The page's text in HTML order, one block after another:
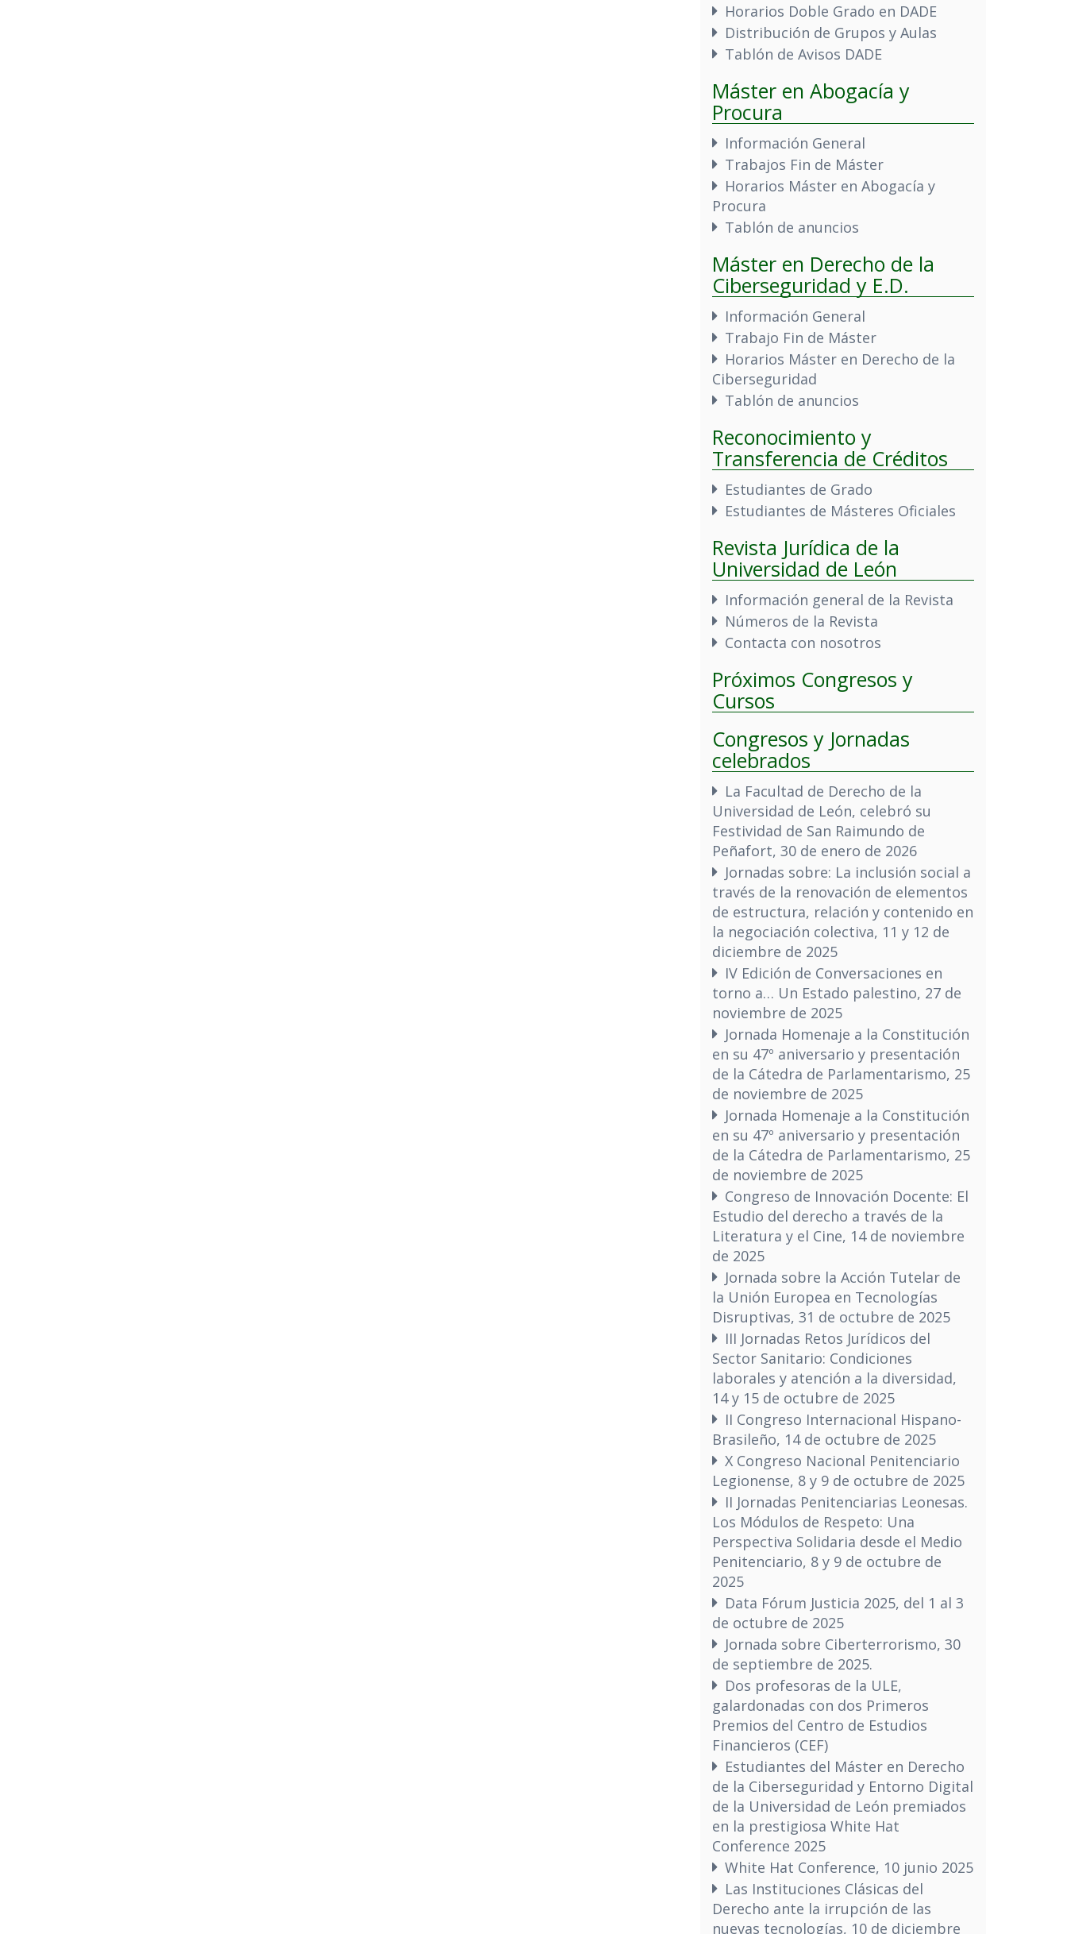
Horarios Doble Grado en DADE
Distribución de Grupos y Aulas
Tablón de Avisos DADE
Máster en Abogacía y
Procura
Información General
Trabajos Fin de Máster
Horarios Máster en Abogacía y
Procura
Tablón de anuncios
Máster en Derecho de la
Ciberseguridad y E.D.
Información General
Trabajo Fin de Máster
Horarios Máster en Derecho de la
Ciberseguridad
Tablón de anuncios
Reconocimiento y
Transferencia de Créditos
Estudiantes de Grado
Estudiantes de Másteres Oficiales
Revista Jurídica de la
Universidad de León
Información general de la Revista
Números de la Revista
Contacta con nosotros
Próximos Congresos y
Cursos
Congresos y Jornadas
celebrados
La Facultad de Derecho de la
Universidad de León, celebró su
Festividad de San Raimundo de
Peñafort, 30 de enero de 2026
Jornadas sobre: La inclusión social a
través de la renovación de elementos
de estructura, relación y contenido en
la negociación colectiva, 11 y 12 de
diciembre de 2025
IV Edición de Conversaciones en
torno a… Un Estado palestino, 27 de
noviembre de 2025
Jornada Homenaje a la Constitución
en su 47º aniversario y presentación
de la Cátedra de Parlamentarismo, 25
de noviembre de 2025
Jornada Homenaje a la Constitución
en su 47º aniversario y presentación
de la Cátedra de Parlamentarismo, 25
de noviembre de 2025
Congreso de Innovación Docente: El
Estudio del derecho a través de la
Literatura y el Cine, 14 de noviembre
de 2025
Jornada sobre la Acción Tutelar de
la Unión Europea en Tecnologías
Disruptivas, 31 de octubre de 2025
III Jornadas Retos Jurídicos del
Sector Sanitario: Condiciones
laborales y atención a la diversidad,
14 y 15 de octubre de 2025
II Congreso Internacional Hispano-
Brasileño, 14 de octubre de 2025
X Congreso Nacional Penitenciario
Legionense, 8 y 9 de octubre de 2025
II Jornadas Penitenciarias Leonesas.
Los Módulos de Respeto: Una
Perspectiva Solidaria desde el Medio
Penitenciario, 8 y 9 de octubre de
2025
Data Fórum Justicia 2025, del 1 al 3
de octubre de 2025
Jornada sobre Ciberterrorismo, 30
de septiembre de 2025.
Dos profesoras de la ULE,
galardonadas con dos Primeros
Premios del Centro de Estudios
Financieros (CEF)
Estudiantes del Máster en Derecho
de la Ciberseguridad y Entorno Digital
de la Universidad de León premiados
en la prestigiosa White Hat
Conference 2025
White Hat Conference, 10 junio 2025
Las Instituciones Clásicas del
Derecho ante la irrupción de las
nuevas tecnologías, 10 de diciembre